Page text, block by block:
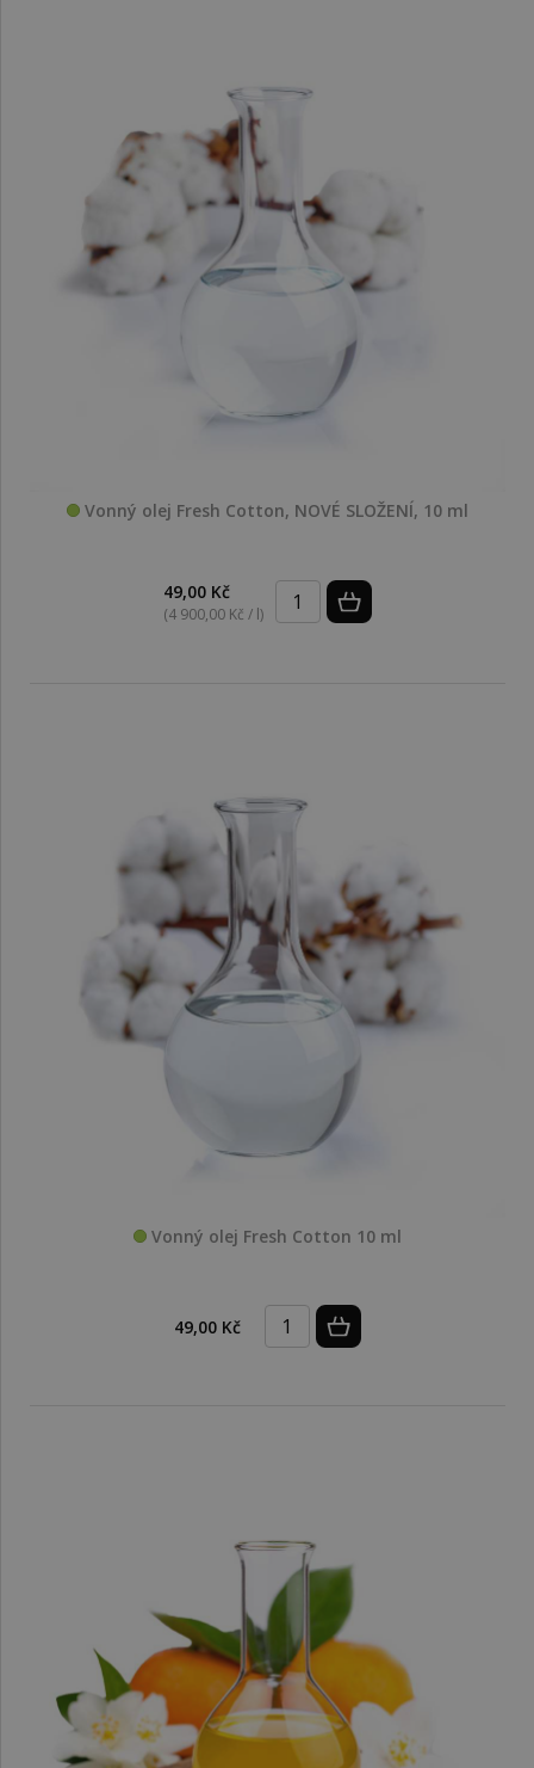
Vonný olej Fresh Cotton, NOVÉ SLOŽENÍ, 10 ml
49,00 Kč
(4 900,00 Kč / l)
Vonný olej Fresh Cotton 10 ml
49,00 Kč